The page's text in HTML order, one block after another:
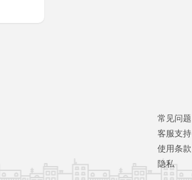
常见问题
客服支持
使用条款
隐私